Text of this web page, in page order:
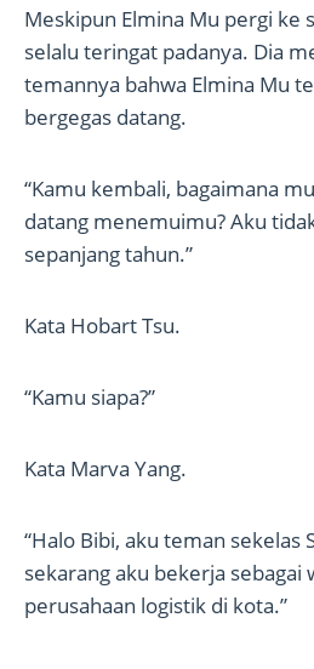
Meskipun Elmina Mu pergi ke
selalu teringat padanya. Dia
temannya bahwa Elmina Mu
bergegas datang.
“Kamu kembali, bagaimana
datang menemuimu? Aku
sepanjang tahun.”
Kata Hobart Tsu.
“Kamu siapa?”
Kata Marva Yang.
“Halo Bibi, aku teman sekelas
sekarang aku bekerja sebagai
perusahaan logistik di kota.”